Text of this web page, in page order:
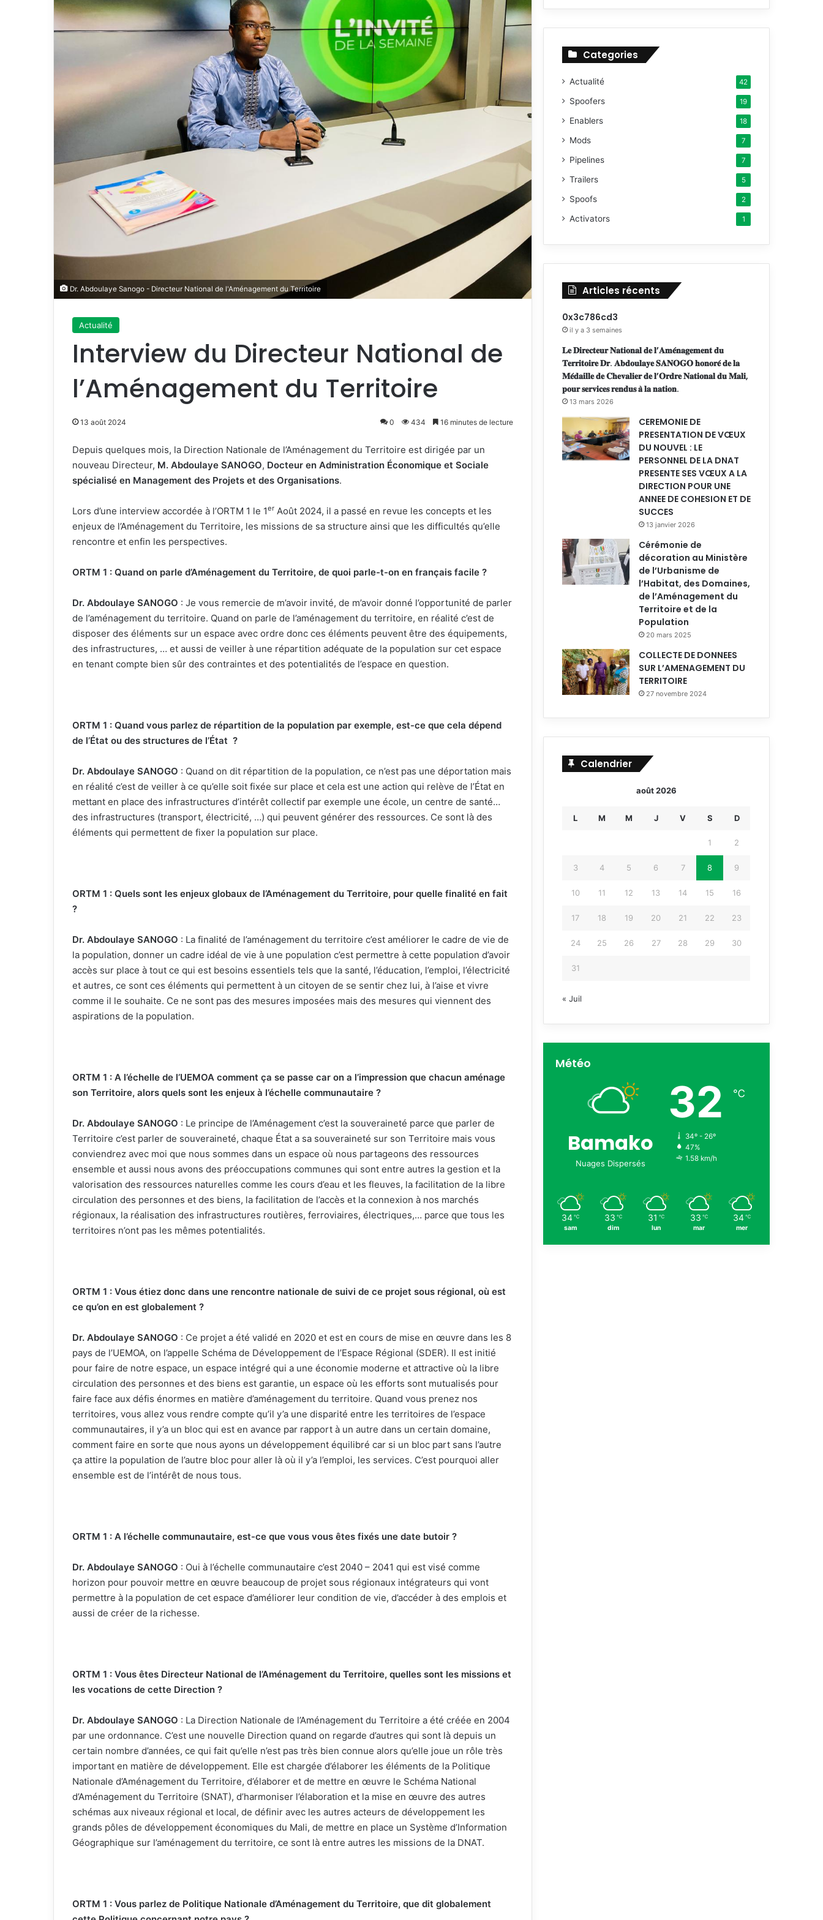
Dr. Abdoulaye Sanogo - Directeur National de l'Aménagement du Territoire
Actualité
Interview du Directeur National de
l’Aménagement du Territoire
13 août 2024 0 434 16 minutes de lecture
Depuis quelques mois, la Direction Nationale de l’Aménagement du Territoire est dirigée par un
nouveau Directeur, M. Abdoulaye SANOGO, Docteur en Administration Économique et Sociale
spécialisé en Management des Projets et des Organisations.
Lors d’une interview accordée à l’ORTM 1 le 1er Août 2024, il a passé en revue les concepts et les
enjeux de l’Aménagement du Territoire, les missions de sa structure ainsi que les difficultés qu’elle
rencontre et enfin les perspectives.
ORTM 1 : Quand on parle d’Aménagement du Territoire, de quoi parle-t-on en français facile ?
Dr. Abdoulaye SANOGO : Je vous remercie de m’avoir invité, de m’avoir donné l’opportunité de parler
de l’aménagement du territoire. Quand on parle de l’aménagement du territoire, en réalité c’est de
disposer des éléments sur un espace avec ordre donc ces éléments peuvent être des équipements,
des infrastructures, … et aussi de veiller à une répartition adéquate de la population sur cet espace
en tenant compte bien sûr des contraintes et des potentialités de l’espace en question.
ORTM 1 : Quand vous parlez de répartition de la population par exemple, est-ce que cela dépend
de l’État ou des structures de l’État ?
Dr. Abdoulaye SANOGO : Quand on dit répartition de la population, ce n’est pas une déportation mais
en réalité c’est de veiller à ce qu’elle soit fixée sur place et cela est une action qui relève de l’État en
mettant en place des infrastructures d’intérêt collectif par exemple une école, un centre de santé…
des infrastructures (transport, électricité, …) qui peuvent générer des ressources. Ce sont là des
éléments qui permettent de fixer la population sur place.
ORTM 1 : Quels sont les enjeux globaux de l’Aménagement du Territoire, pour quelle finalité en fait
?
Dr. Abdoulaye SANOGO : La finalité de l’aménagement du territoire c’est améliorer le cadre de vie de
la population, donner un cadre idéal de vie à une population c’est permettre à cette population d’avoir
accès sur place à tout ce qui est besoins essentiels tels que la santé, l’éducation, l’emploi, l’électricité
et autres, ce sont ces éléments qui permettent à un citoyen de se sentir chez lui, à l’aise et vivre
comme il le souhaite. Ce ne sont pas des mesures imposées mais des mesures qui viennent des
aspirations de la population.
ORTM 1 : A l’échelle de l’UEMOA comment ça se passe car on a l’impression que chacun aménage
son Territoire, alors quels sont les enjeux à l’échelle communautaire ?
Dr. Abdoulaye SANOGO : Le principe de l’Aménagement c’est la souveraineté parce que parler de
Territoire c’est parler de souveraineté, chaque État a sa souveraineté sur son Territoire mais vous
conviendrez avec moi que nous sommes dans un espace où nous partageons des ressources
ensemble et aussi nous avons des préoccupations communes qui sont entre autres la gestion et la
valorisation des ressources naturelles comme les cours d’eau et les fleuves, la facilitation de la libre
circulation des personnes et des biens, la facilitation de l’accès et la connexion à nos marchés
régionaux, la réalisation des infrastructures routières, ferroviaires, électriques,… parce que tous les
territoires n’ont pas les mêmes potentialités.
ORTM 1 : Vous étiez donc dans une rencontre nationale de suivi de ce projet sous régional, où est
ce qu’on en est globalement ?
Dr. Abdoulaye SANOGO : Ce projet a été validé en 2020 et est en cours de mise en œuvre dans les 8
pays de l’UEMOA, on l’appelle Schéma de Développement de l’Espace Régional (SDER). Il est initié
pour faire de notre espace, un espace intégré qui a une économie moderne et attractive où la libre
circulation des personnes et des biens est garantie, un espace où les efforts sont mutualisés pour
faire face aux défis énormes en matière d’aménagement du territoire. Quand vous prenez nos
territoires, vous allez vous rendre compte qu’il y’a une disparité entre les territoires de l’espace
communautaires, il y’a un bloc qui est en avance par rapport à un autre dans un certain domaine,
comment faire en sorte que nous ayons un développement équilibré car si un bloc part sans l’autre
ça attire la population de l’autre bloc pour aller là où il y’a l’emploi, les services. C’est pourquoi aller
ensemble est de l’intérêt de nous tous.
ORTM 1 : A l’échelle communautaire, est-ce que vous vous êtes fixés une date butoir ?
Dr. Abdoulaye SANOGO : Oui à l’échelle communautaire c’est 2040 – 2041 qui est visé comme
horizon pour pouvoir mettre en œuvre beaucoup de projet sous régionaux intégrateurs qui vont
permettre à la population de cet espace d’améliorer leur condition de vie, d’accéder à des emplois et
aussi de créer de la richesse.
ORTM 1 : Vous êtes Directeur National de l’Aménagement du Territoire, quelles sont les missions et
les vocations de cette Direction ?
Dr. Abdoulaye SANOGO : La Direction Nationale de l’Aménagement du Territoire a été créée en 2004
par une ordonnance. C’est une nouvelle Direction quand on regarde d’autres qui sont là depuis un
certain nombre d’années, ce qui fait qu’elle n’est pas très bien connue alors qu’elle joue un rôle très
important en matière de développement. Elle est chargée d’élaborer les éléments de la Politique
Nationale d’Aménagement du Territoire, d’élaborer et de mettre en œuvre le Schéma National
d’Aménagement du Territoire (SNAT), d’harmoniser l’élaboration et la mise en œuvre des autres
schémas aux niveaux régional et local, de définir avec les autres acteurs de développement les
grands pôles de développement économiques du Mali, de mettre en place un Système d’Information
Géographique sur l’aménagement du territoire, ce sont là entre autres les missions de la DNAT.
ORTM 1 : Vous parlez de Politique Nationale d’Aménagement du Territoire, que dit globalement
h
Categories
Actualité 42
Spoofers 19
Enablers 18
Mods 7
Pipelines 7
Trailers 5
Spoofs 2
Activators 1
Articles récents
0x3c786cd3
il y a 3 semaines
𝐋𝐞 𝐃𝐢𝐫𝐞𝐜𝐭𝐞𝐮𝐫 𝐍𝐚𝐭𝐢𝐨𝐧𝐚𝐥 𝐝𝐞 𝐥’𝐀𝐦𝐞́𝐧𝐚𝐠𝐞𝐦𝐞𝐧𝐭 𝐝𝐮
𝐓𝐞𝐫𝐫𝐢𝐭𝐨𝐢𝐫𝐞 𝐃𝐫. 𝐀𝐛𝐝𝐨𝐮𝐥𝐚𝐲𝐞 𝐒𝐀𝐍𝐎𝐆𝐎 𝐡𝐨𝐧𝐨𝐫𝐞́ 𝐝𝐞 𝐥𝐚
𝐌𝐞́𝐝𝐚𝐢𝐥𝐥𝐞 𝐝𝐞 𝐂𝐡𝐞𝐯𝐚𝐥𝐢𝐞𝐫 𝐝𝐞 𝐥’𝐎𝐫𝐝𝐫𝐞 𝐍𝐚𝐭𝐢𝐨𝐧𝐚𝐥 𝐝𝐮 𝐌𝐚𝐥𝐢,
𝐩𝐨𝐮𝐫 𝐬𝐞𝐫𝐯𝐢𝐜𝐞𝐬 𝐫𝐞𝐧𝐝𝐮𝐬 𝐚̀ 𝐥𝐚 𝐧𝐚𝐭𝐢𝐨𝐧.
13 mars 2026
CEREMONIE DE
PRESENTATION DE VŒUX
DU NOUVEL : LE
PERSONNEL DE LA DNAT
PRESENTE SES VŒUX A LA
DIRECTION POUR UNE
ANNEE DE COHESION ET DE
SUCCES
13 janvier 2026
Cérémonie de
décoration au Ministère
de l’Urbanisme de
l’Habitat, des Domaines,
de l’Aménagement du
Territoire et de la
Population
20 mars 2025
COLLECTE DE DONNEES
SUR L’AMENAGEMENT DU
TERRITOIRE
27 novembre 2024
Calendrier
août 2026
L M M J V S D
1 2
3 4 5 6 7 8 9
10 11 12 13 14 15 16
17 18 19 20 21 22 23
24 25 26 27 28 29 30
31
« Juil
Météo
Bamako
Nuages Dispersés
32 ℃
34º - 26º
47%
1.58 km/h
34 ℃
sam
33 ℃
dim
31 ℃
lun
33 ℃
mar
34 ℃
mer